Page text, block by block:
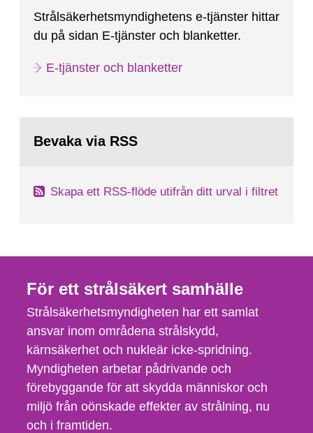
Strålsäkerhetsmyndighetens e-tjänster hittar
du på sidan E-tjänster och blanketter.
E-tjänster och blanketter
Bevaka via RSS
Skapa ett RSS-flöde utifrån ditt urval i filtret
För ett strålsäkert samhälle
Strålsäkerhetsmyndigheten har ett samlat
ansvar inom områdena strålskydd,
kärnsäkerhet och nukleär icke-spridning.
Myndigheten arbetar pådrivande och
förebyggande för att skydda människor och
miljö från oönskade effekter av strålning, nu
och i framtiden.